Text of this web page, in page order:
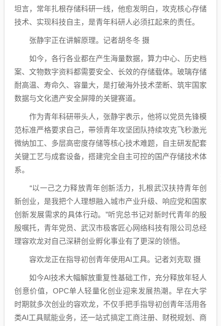
坦言，常年扎根存储科研一线，他愈发明白，攻克核心存储
技术、实现科技自主，是青年科研人必须扛起来的责任。
张静宇正在讲解原理。记者胡冬冬 摄
如今，各行各业都在产生海量数据，算力中心、历史档
案、文物数字资料都需要安全、长效的存储载体。玻璃存储
耐高温、寿命久、容量大，是打破海外技术垄断、筑牢国家
数据与文化遗产安全屏障的关键赛道。
作为青年科研带头人，张静宇表示，他将以党员先锋模
范标准严格要求自己，带领青年攻坚团队持续攻克飞秒激光
微纳加工、多层高密度存储等核心技术难题，自主研发配套
关键工艺与成套设备，搭建完全自主可控的国产存储技术体
系。
“以一己之力释放青年创新活力，扎根武汉扶持青年创
新创业，是我把个人理想融入城市产业升级、响应党和国家
创新发展需求的具体行动。”听完总书记对新时代青年的殷
殷嘱托，青年党员、武汉市极客匠心网络科技有限公司总经
理容欢龙对自己深耕创业孵化事业有了更深的领悟。
容欢龙正在指导初创青年使用AI工具。记者刘克取 摄
如今AI技术大幅解放重复性基础工作，充分释放年轻人
创意价值，OPC单人轻量化创业迎来发展热潮。早在大学
时期就多次创业的容欢龙，不仅手把手指导初创青年活用各
类AI工具赋能业务，还一站式搞定工商注册、财税规划、商